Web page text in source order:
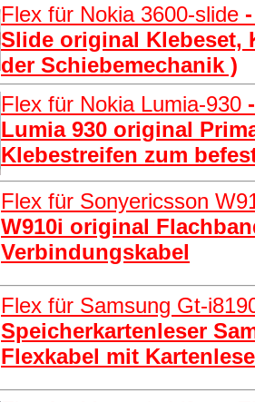
Flex für Nokia 3600-slide
Slide original Klebeset,
der Schiebemechanik )
Flex für Nokia Lumia-930
Lumia 930 original
Klebestreifen zum
Flex für Sonyericsson
W910i original
Verbindungskabel
Flex für Samsung Gt-
Speicherkartenleser
Flexkabel mit